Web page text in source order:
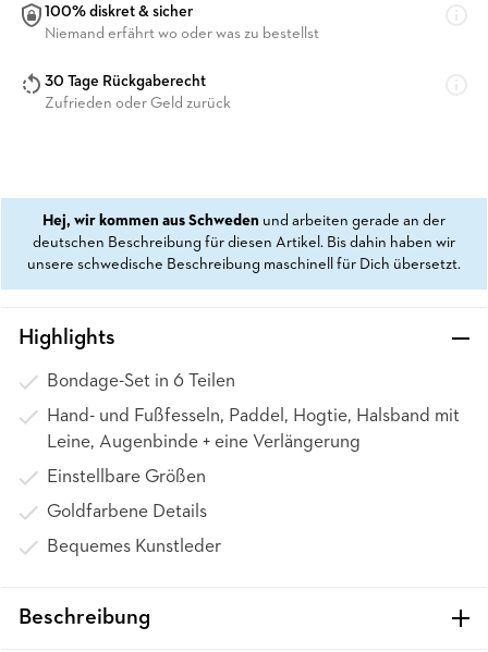
100% diskret & sicher
Niemand erfährt wo oder was zu bestellst
30 Tage Rückgaberecht
Zufrieden oder Geld zurück
Hej, wir kommen aus Schweden und arbeiten gerade an der
deutschen Beschreibung für diesen Artikel. Bis dahin haben wir
unsere schwedische Beschreibung maschinell für Dich übersetzt.
Highlights
Bondage-Set in 6 Teilen
Hand- und Fußfesseln, Paddel, Hogtie, Halsband mit
Leine, Augenbinde + eine Verlängerung
Einstellbare Größen
Goldfarbene Details
Bequemes Kunstleder
Beschreibung